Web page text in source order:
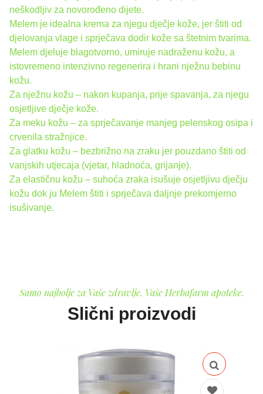
neškodljiv za novorođeno dijete.
Melem je idealna krema za njegu dječje kože, jer štiti od
djelovanja vlage i sprječava dodir kože sa štetnim tvarima.
Melem djeluje blagotvorno, umiruje nadraženu kožu, a
istovremeno intenzivno regenerira i hrani nježnu bebinu
kožu.
Za nježnu kožu – nakon kupanja, prije spavanja, za njegu
osjetljive dječje kože.
Za meku kožu – za sprječavanje manjeg pelenskog osipa i
crvenila stražnjice.
Za glatku kožu – bezbrižno na zraku jer pouzdano štiti od
vanjskih utjecaja (vjetar, hladnoća, grijanje).
Za elastičnu kožu – suhoća zraka isušuje osjetljivu dječju
kožu dok ju Melem štiti i sprječava daljnje prekomjerno
isušivanje.
Samo najbolje za Vaše zdravlje. Vaše Herbafarm apoteke.
Slični proizvodi